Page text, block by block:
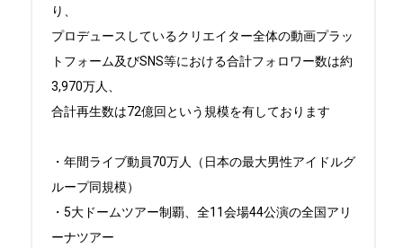
り、
プロデュースしているクリエイター全体の動画プラッ
トフォーム及びSNS等における合計フォロワー数は約
3,970万人、
合計再生数は72億回という規模を有しております
・年間ライブ動員70万人（日本の最大男性アイドルグ
ループ同規模）
・5大ドームツアー制覇、全11会場44公演の全国アリ
ーナツアー